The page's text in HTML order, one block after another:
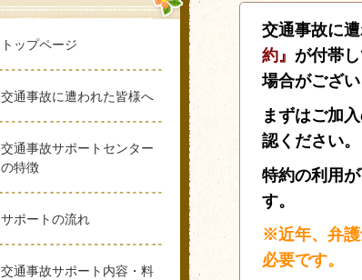
交通事故に
約』 が付帯
場合がござい
まずはご加
認ください。
特約の利用
す。
※近年、弁護
必要です。
トップページ
交通事故に遭われた皆様へ
交通事故サポートセンター
の特徴
サポートの流れ
交通事故サポート内容・料